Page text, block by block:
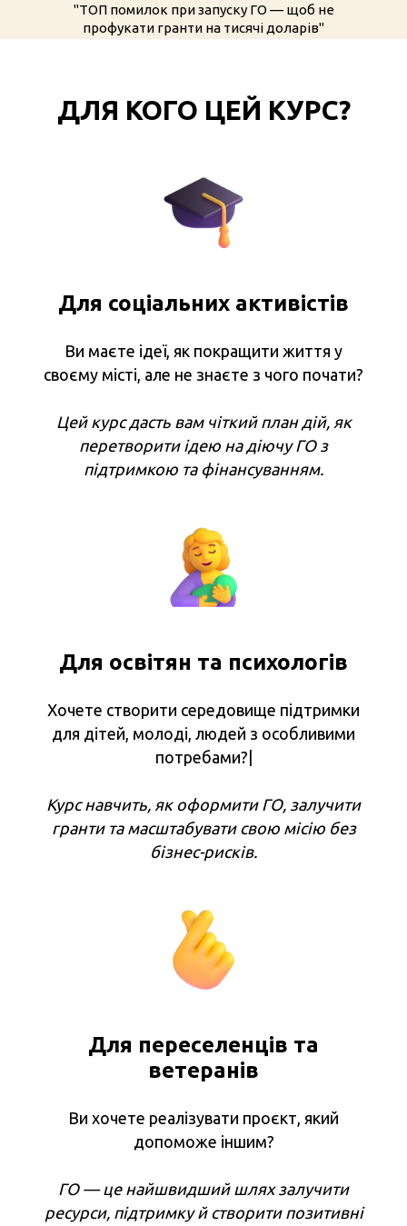
"ТОП помилок при запуску ГО — щоб не
профукати гранти на тисячі доларів"
ДЛЯ КОГО ЦЕЙ КУРС?
Для соціальних активістів
Ви маєте ідеї, як покращити життя у
своєму місті, але не знаєте з чого почати?
Цей курс дасть вам чіткий план дій, як
перетворити ідею на діючу ГО з
підтримкою та фінансуванням.
Для освітян та психологів
Хочете створити середовище підтримки
для дітей, молоді, людей з особливими
потребами?|
Курс навчить, як оформити ГО, залучити
гранти та масштабувати свою місію без
бізнес-рисків.
Для переселенців та
ветеранів
Ви хочете реалізувати проєкт, який
допоможе іншим?
ГО — це найшвидший шлях залучити
ресурси, підтримку й створити позитивні